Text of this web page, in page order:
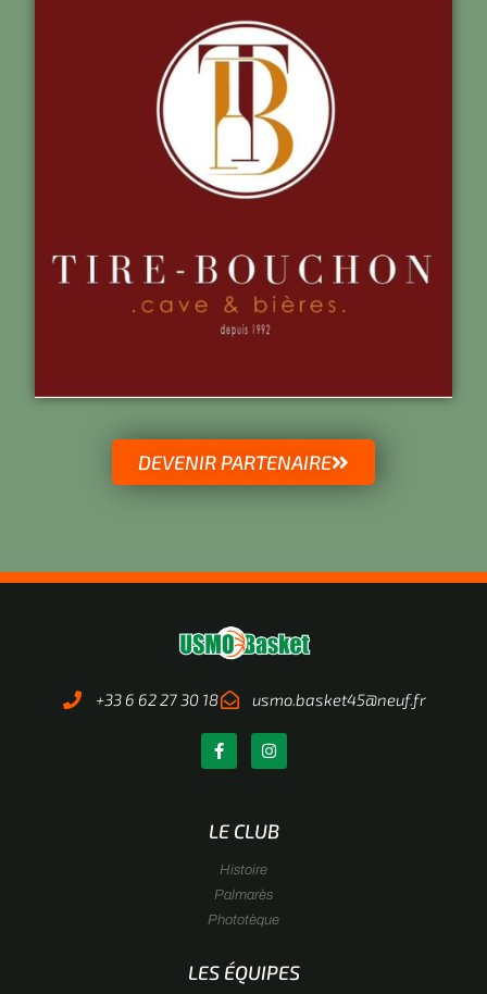
DEVENIR PARTENAIRE
+33 6 62 27 30 18 usmo.basket45@neuf.fr
LE CLUB
Histoire
Palmarès
Phototèque
LES ÉQUIPES